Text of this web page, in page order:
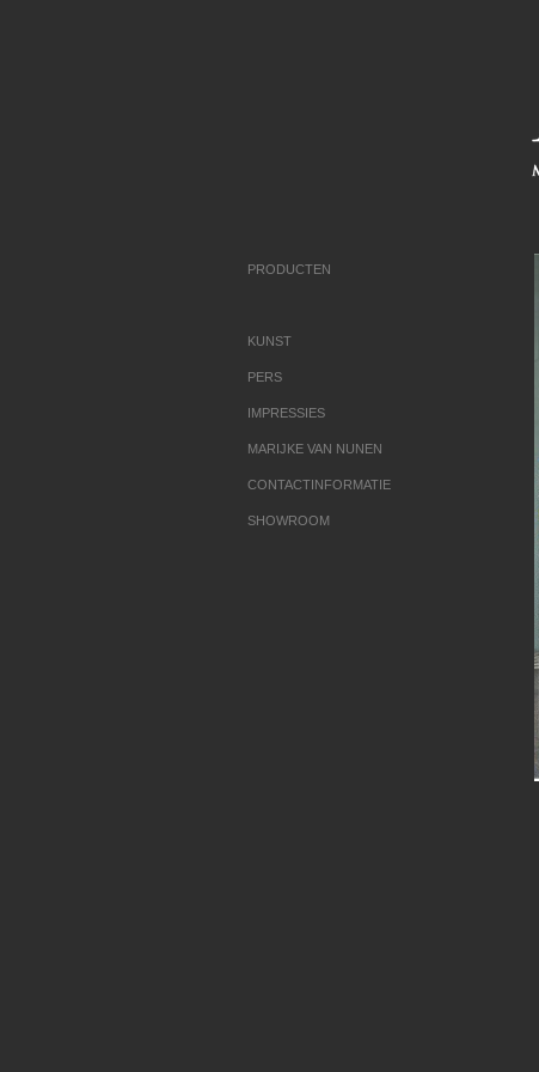
PRODUCTEN
KUNST
PERS
IMPRESSIES
MARIJKE VAN NUNEN
CONTACTINFORMATIE
SHOWROOM